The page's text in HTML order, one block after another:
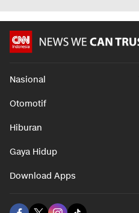
Nasional
Otomotif
Hiburan
Gaya Hidup
Download Apps